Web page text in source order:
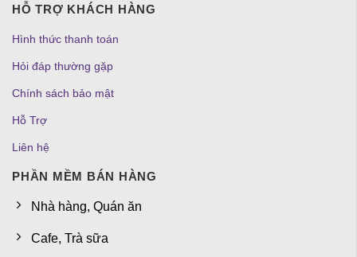
HỖ TRỢ KHÁCH HÀNG
Hình thức thanh toán
Hỏi đáp thường gặp
Chính sách bảo mật
Hỗ Trợ
Liên hệ
PHẦN MỀM BÁN HÀNG
Nhà hàng, Quán ăn
Cafe, Trà sữa